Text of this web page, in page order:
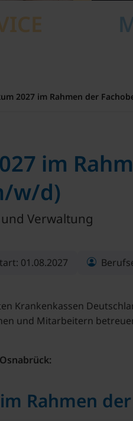
2027 im Rahmen der
im
w/d)
Verwaltung
01.08.2027
Krankenkassen
und Mitarbeitern
Rahmen